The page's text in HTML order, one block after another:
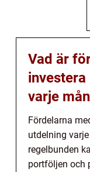
Vad är
varje
Fördelarna
utdelning
regelbunden
portföljen och